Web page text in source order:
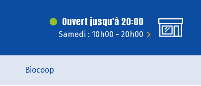
Ouvert jusqu'à 20:00
Samedi : 10h00 - 20h00
Biocoop